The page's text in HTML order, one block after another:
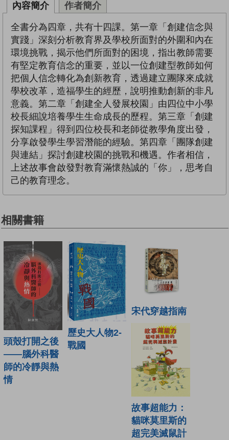
內容簡介 作者簡介
全書分為四章，共有十四課。第一章「創建信念與
實踐」深刻分析教育界及學校所面對的外圍和內在
環境挑戰，揭示他們所面對的困境，指出教師需要
有堅定教育信念的重要，並以一位創建型教師如何
把個人信念轉化為創新教育，透過建立團隊來成就
學校改革，造福學生的經歷，說明推動創新的非凡
意義。第二章「創建全人發展校園」由四位中小學
校長細說培養學生生命成長的歷程。第三章「創建
探知課程」得到四位校長和老師從教學角度出發，
分享啟發學生學習潛能的經驗。第四章「團隊創建
與連結」探討創建校園的挑戰和機遇。作者相信，
上述故事會啟發對教育滿懷熱誠的「你」，思考自
己的教育理念。
相關書籍
頭殼打開之後
——腦外科醫
師的冷靜與熱
情
歷史大人物2-
戰國
宋代穿越指南
故事超能力：
貓咪莫里斯的
超完美滅鼠計